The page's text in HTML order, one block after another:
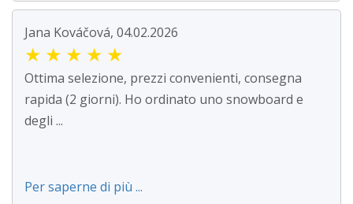
Jana Kováčová, 04.02.2026
★ ★ ★ ★ ★
Ottima selezione, prezzi convenienti, consegna
rapida (2 giorni). Ho ordinato uno snowboard e
degli ...
Per saperne di più ...